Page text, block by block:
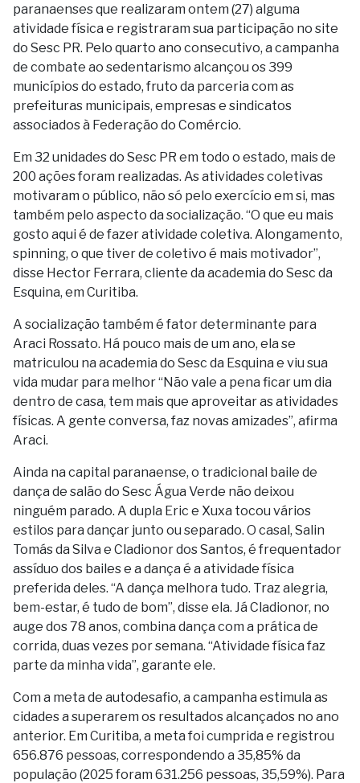
paranaenses que realizaram ontem (27) alguma
atividade física e registraram sua participação no site
do Sesc PR. Pelo quarto ano consecutivo, a campanha
de combate ao sedentarismo alcançou os 399
municípios do estado, fruto da parceria com as
prefeituras municipais, empresas e sindicatos
associados à Federação do Comércio.
Em 32 unidades do Sesc PR em todo o estado, mais de
200 ações foram realizadas. As atividades coletivas
motivaram o público, não só pelo exercício em si, mas
também pelo aspecto da socialização. “O que eu mais
gosto aqui é de fazer atividade coletiva. Alongamento,
spinning, o que tiver de coletivo é mais motivador”,
disse Hector Ferrara, cliente da academia do Sesc da
Esquina, em Curitiba.
A socialização também é fator determinante para
Araci Rossato. Há pouco mais de um ano, ela se
matriculou na academia do Sesc da Esquina e viu sua
vida mudar para melhor “Não vale a pena ficar um dia
dentro de casa, tem mais que aproveitar as atividades
físicas. A gente conversa, faz novas amizades”, afirma
Araci.
Ainda na capital paranaense, o tradicional baile de
dança de salão do Sesc Água Verde não deixou
ninguém parado. A dupla Eric e Xuxa tocou vários
estilos para dançar junto ou separado. O casal, Salin
Tomás da Silva e Cladionor dos Santos, é frequentador
assíduo dos bailes e a dança é a atividade física
preferida deles. “A dança melhora tudo. Traz alegria,
bem-estar, é tudo de bom”, disse ela. Já Cladionor, no
auge dos 78 anos, combina dança com a prática de
corrida, duas vezes por semana. “Atividade física faz
parte da minha vida”, garante ele.
Com a meta de autodesafio, a campanha estimula as
cidades a superarem os resultados alcançados no ano
anterior. Em Curitiba, a meta foi cumprida e registrou
656.876 pessoas, correspondendo a 35,85% da
população (2025 foram 631.256 pessoas, 35,59%). Para